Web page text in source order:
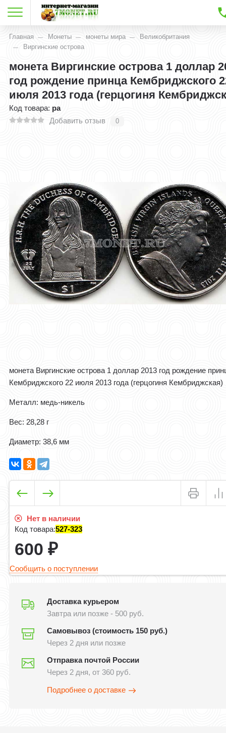
Главная Монеты монеты мира
Великобритания
Виргинские острова
монета Виргинские острова 1 доллар
год рождение принца Кембриджского
июля 2013 года (герцогиня
Код товара: ра
Добавить отзыв
0
монета Виргинские острова 1 доллар 2013 год рождение
Кембриджского 22 июля 2013 года (герцогиня Кембриджская)
Металл: медь-никель
Вес: 28,28 г
Диаметр: 38,6 мм
Нет в наличии
Код товара:527-323
600₽
Сообщить о поступлении
Доставка курьером
Завтра или позже - 500 руб.
Самовывоз (стоимость 150 руб.)
Через 2 дня или позже
Отправка почтой России
Через 2 дня, от 360 руб.
Подробнее о доставке